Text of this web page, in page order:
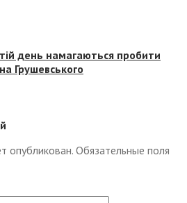
день намагаються пробити
Грушевського
опубликован. Обязательные поля